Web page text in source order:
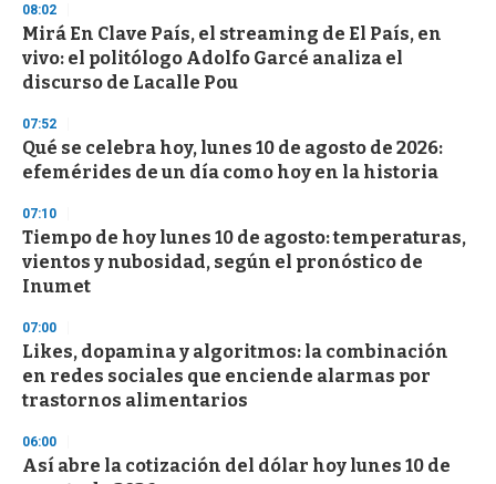
d
s
o
f
3
s
e
c
o
d
s
08:02
Mirá En Clave País, el streaming de El País, en
vivo: el politólogo Adolfo Garcé analiza el
discurso de Lacalle Pou
07:52
Qué se celebra hoy, lunes 10 de agosto de 2026:
efemérides de un día como hoy en la historia
07:10
Tiempo de hoy lunes 10 de agosto: temperaturas,
vientos y nubosidad, según el pronóstico de
Inumet
07:00
Likes, dopamina y algoritmos: la combinación
en redes sociales que enciende alarmas por
trastornos alimentarios
06:00
Así abre la cotización del dólar hoy lunes 10 de